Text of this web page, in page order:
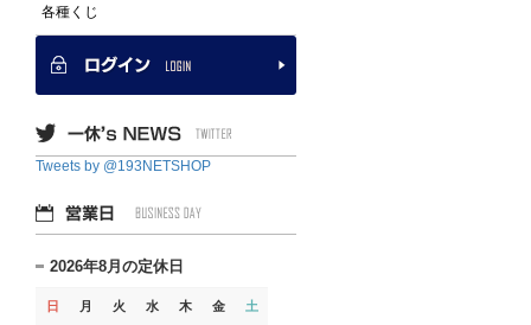
各種くじ
Tweets by @193NETSHOP
2026年8月の定休日
日 月 火 水 木 金 土